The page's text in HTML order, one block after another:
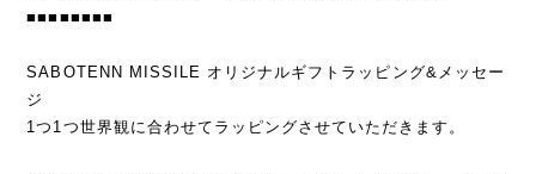
■■■■■■■■
SABOTENN MISSILE オリジナルギフトラッピング&メッセー
ジ
1つ1つ世界観に合わせてラッピングさせていただきます。